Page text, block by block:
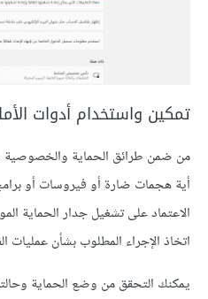
تمكين واستخدام أدوات
من ضمن طرائق الحماية والخصوصية
أية هجمات ضارة أو فيروسات أو
اتخاذ الإجراء المطلوب بشأن
يمكنك التحقق من وضع الحماية